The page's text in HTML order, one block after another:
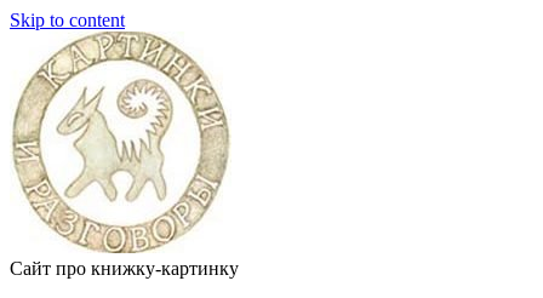
Skip to content
Сайт про книжку-картинку